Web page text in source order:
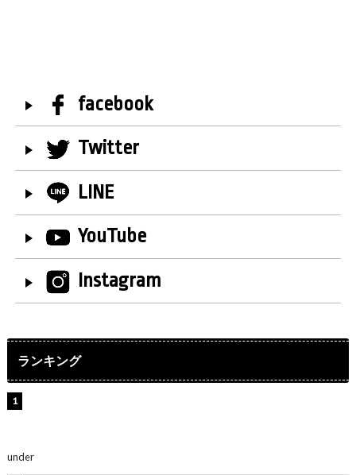
facebook
Twitter
LINE
YouTube
Instagram
ランキング
under